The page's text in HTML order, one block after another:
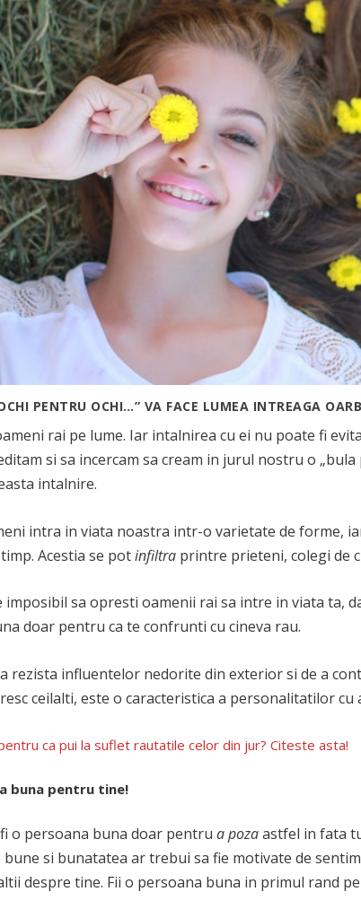
PENTRU OCHI…” VA FACE LUMEA INTREAGA
rai pe lume. Iar intalnirea cu ei nu poate fi
si sa incercam sa cream in jurul nostru o
intalnire.
intra in viata noastra intr-o varietate de forme,
Acestia se potinfiltra printre prieteni, colegi de
imposibil sa opresti oamenii rai sa intre in viata ta,
doar pentru ca te confrunti cu cineva rau.
rezista influentelor nedorite din exterior si de a
ceilalti, este o caracteristica a personalitatilor cu
ca pui la suflet rautatile celor din jur? Citeste asta!
buna pentru tine!
o persoana buna doar pentrua pozaastfel in fata
bune si bunatatea ar trebui sa fie motivate de
despre tine. Fii o persoana buna in primul rand